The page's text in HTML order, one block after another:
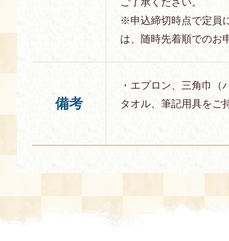
※申込締切時点で定員
は、随時先着順でのお
備考
・エプロン、三角巾（
タオル、筆記用具をご